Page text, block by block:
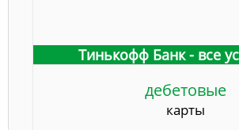
Тинькофф Банк - все
дебетовые
карты